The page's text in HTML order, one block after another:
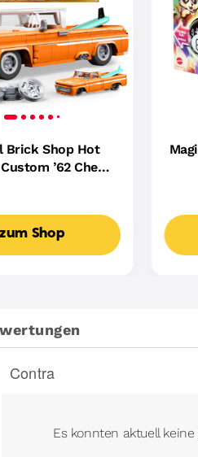
Brick Shop Hot
’62 Chevy
zum Shop
List
Contra
Es konnten aktuell